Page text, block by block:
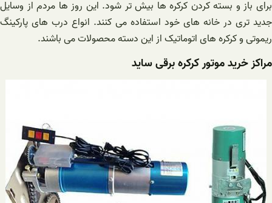
برای باز و بسته کردن کرکره ها بیش تر شود. این روز ها مردم از وسایل
جدید تری در خانه های خود استفاده می کنند. انواع درب های پارکینگ
ریموتی و کرکره های اتوماتیک از این دسته محصولات می باشند.
مراکز خرید موتور کرکره برقی ساید